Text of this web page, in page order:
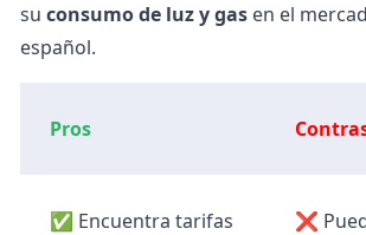
su consumo de luz y gas en el
español.
Pros
✅ Encuentra tarifas
❌